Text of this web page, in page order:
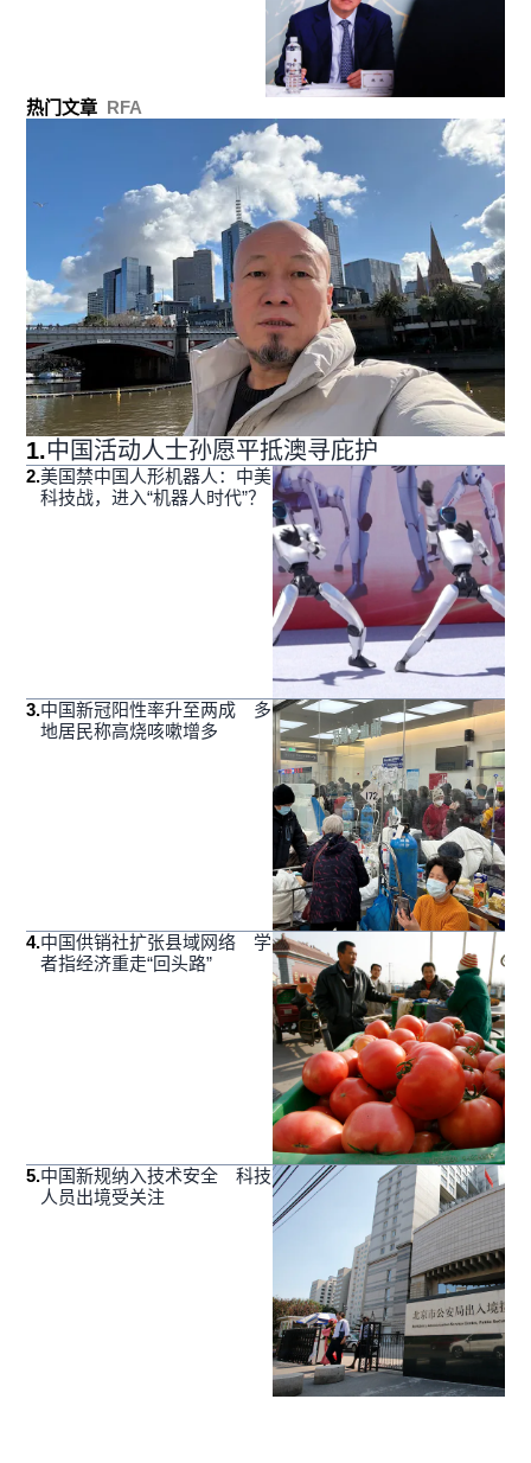
热门文章 RFA
1.中国活动人士孙愿平抵澳寻庇护
2.美国禁中国人形机器人：中美
科技战，进入“机器人时代”？
3.中国新冠阳性率升至两成 多
地居民称高烧咳嗽增多
4.中国供销社扩张县域网络 学
者指经济重走“回头路”
5.中国新规纳入技术安全 科技
人员出境受关注